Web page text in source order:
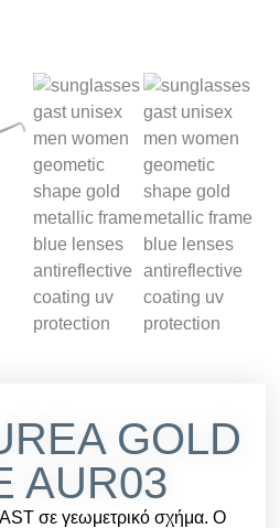
GOLD
AUR03
σε γεωμετρικό σχήμα. Ο